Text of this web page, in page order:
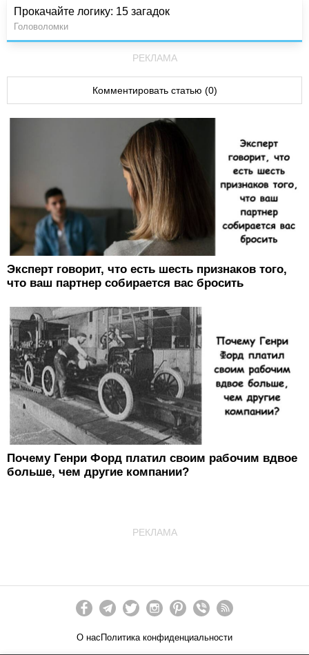
Прокачайте логику: 15 загадок
Головоломки
РЕКЛАМА
Комментировать статью (0)
Эксперт говорит, что есть шесть признаков того,
что ваш партнер собирается вас бросить
Почему Генри Форд платил своим рабочим вдвое
больше, чем другие компании?
РЕКЛАМА
О нас Политика конфиденциальности